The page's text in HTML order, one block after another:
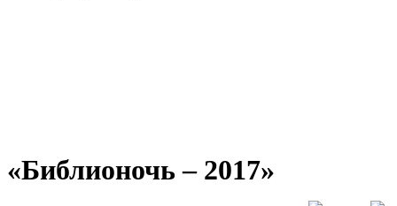
«Библионочь ‒ 2017»